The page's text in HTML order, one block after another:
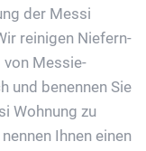
der Messi
reinigen Niefern-
von Messie-
und benennen Sie
Wohnung zu
Ihnen einen